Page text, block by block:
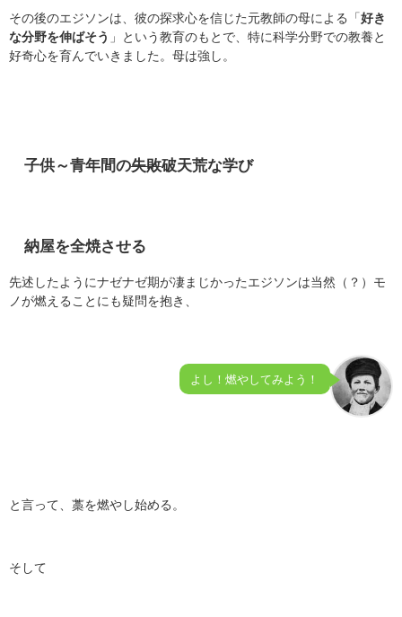
その後のエジソンは、彼の探求心を信じた元教師の母による「 好き
な分野を伸ばそう 」という教育のもとで、特に科学分野での教養と
好奇心を育んでいきました。母は強し。
子供～青年間の失敗破天荒な学び
納屋を全焼させる
先述したようにナゼナゼ期が凄まじかったエジソンは当然（？）モ
ノが燃えることにも疑問を抱き、
よし！燃やしてみよう！
と言って、藁を燃やし始める。
そして